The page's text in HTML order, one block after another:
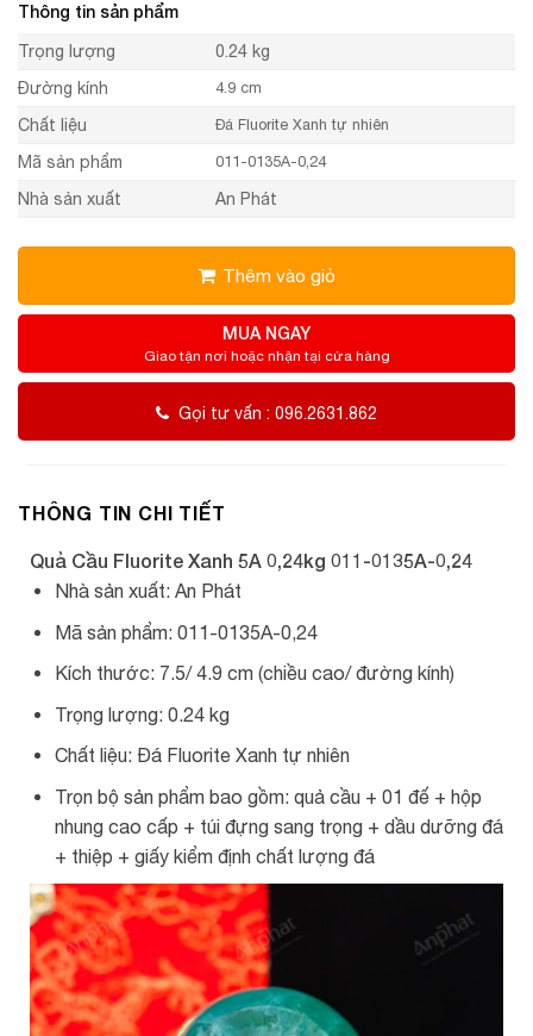
Thông tin sản phẩm
Trọng lượng
0.24 kg
Đường kính
4.9 cm
Chất liệu Đá Fluorite Xanh tự nhiên
Mã sản phẩm 011-0135A-0,24
Nhà sản xuất An Phát
Thêm vào giỏ
MUA NGAY
Giao tận nơi hoặc nhận tại cửa hàng
Gọi tư vấn : 096.2631.862
THÔNG TIN CHI TIẾT
Quả Cầu Fluorite Xanh 5A 0,24kg 011-0135A-0,24
Nhà sản xuất: An Phát
Mã sản phẩm: 011-0135A-0,24
Kích thước: 7.5/ 4.9 cm (chiều cao/ đường kính)
Trọng lượng: 0.24 kg
Chất liệu: Đá Fluorite Xanh tự nhiên
Trọn bộ sản phẩm bao gồm: quả cầu + 01 đế + hộp
nhung cao cấp + túi đựng sang trọng + dầu dưỡng đá
+ thiệp + giấy kiểm định chất lượng đá